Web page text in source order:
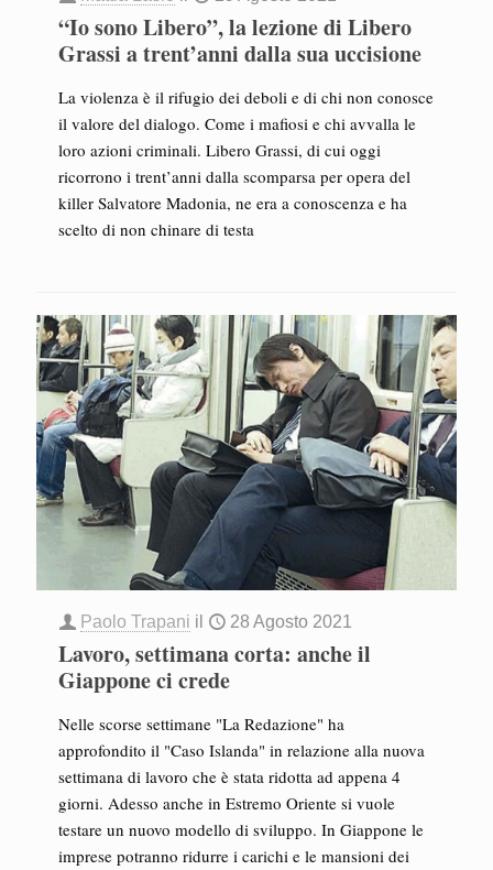
“Io sono Libero”, la lezione di Libero
Grassi a trent’anni dalla sua uccisione
La violenza è il rifugio dei deboli e di chi non conosce
il valore del dialogo. Come i mafiosi e chi avvalla le
loro azioni criminali. Libero Grassi, di cui oggi
ricorrono i trent’anni dalla scomparsa per opera del
killer Salvatore Madonia, ne era a conoscenza e ha
scelto di non chinare di testa
Paolo Trapani il 28 Agosto 2021
Lavoro, settimana corta: anche il
Giappone ci crede
Nelle scorse settimane "La Redazione" ha
approfondito il "Caso Islanda" in relazione alla nuova
settimana di lavoro che è stata ridotta ad appena 4
giorni. Adesso anche in Estremo Oriente si vuole
testare un nuovo modello di sviluppo. In Giappone le
imprese potranno ridurre i carichi e le mansioni dei